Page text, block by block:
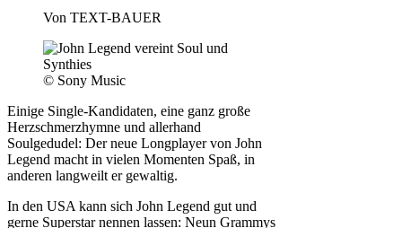
Von TEXT-BAUER
© Sony Music
Einige Single-Kandidaten, eine ganz große
Herzschmerzhymne und allerhand
Soulgedudel: Der neue Longplayer von John
Legend macht in vielen Momenten Spaß, in
anderen langweilt er gewaltig.
In den USA kann sich John Legend gut und
gerne Superstar nennen lassen: Neun Grammys